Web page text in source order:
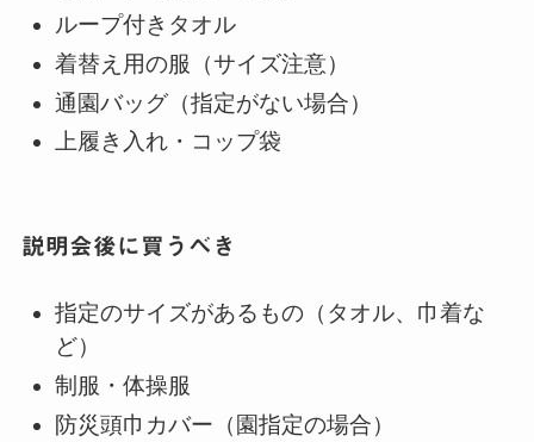
ループ付きタオル
着替え用の服（サイズ注意）
通園バッグ（指定がない場合）
上履き入れ・コップ袋
説明会後に買うべき
指定のサイズがあるもの（タオル、巾着な
ど）
制服・体操服
防災頭巾カバー（園指定の場合）